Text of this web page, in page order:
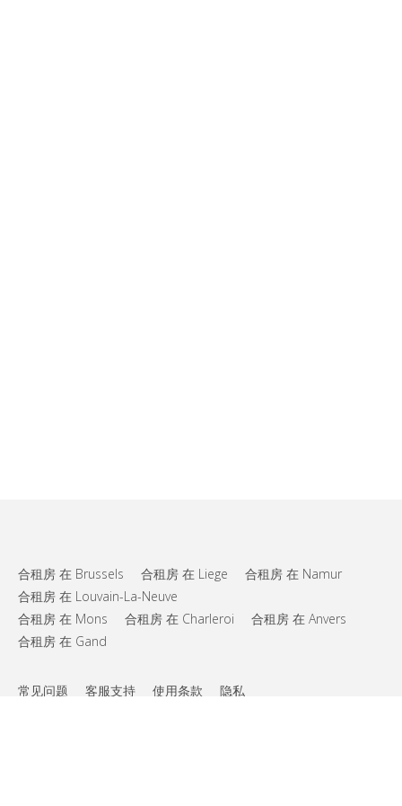
合租房 在 Brussels 合租房 在 Liege
合租房 在 Namur
合租房 在 Louvain-La-Neuve
合租房 在 Mons
合租房 在 Charleroi
合租房 在 Anvers
合租房 在 Gand
常见问题 客服支持 使用条款 隐私